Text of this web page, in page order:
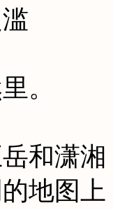
。
和潇湘
地图上